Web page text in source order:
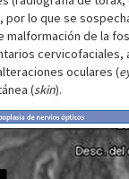
por lo que se
malformación de la
cervicofaciales,
oculares (
(skin).